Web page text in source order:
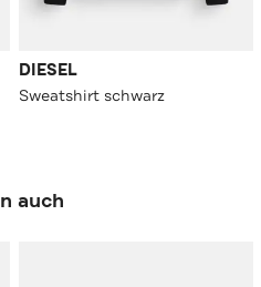
DIESEL
Sweatshirt schwarz
auch